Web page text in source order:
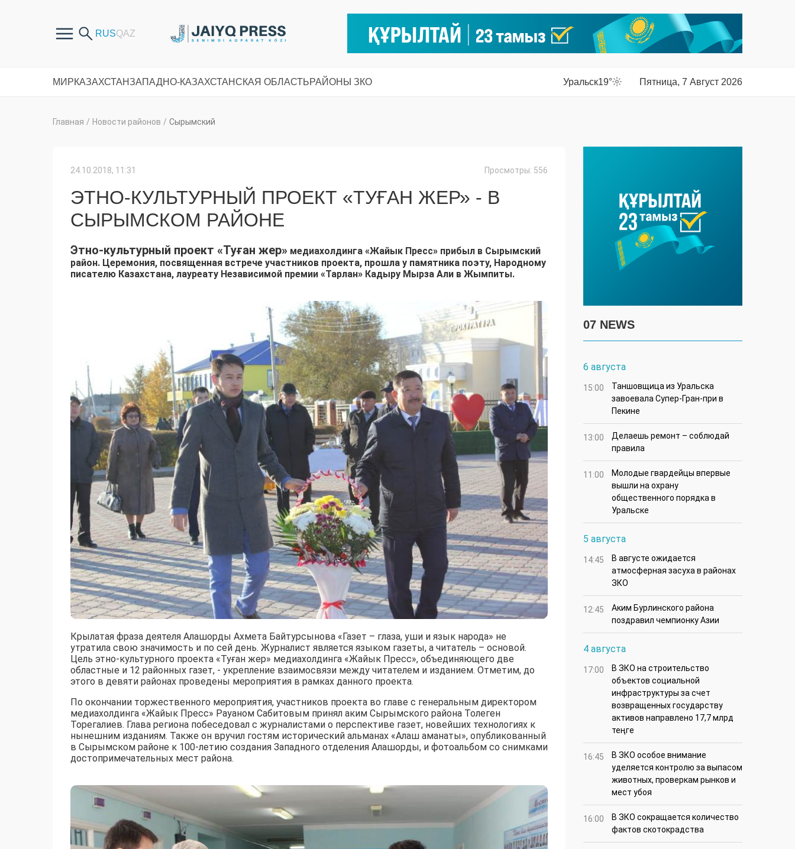
МИРКАЗАХСТАНЗАПАДНО-КАЗАХСТАНСКАЯ ОБЛАСТЬРАЙОНЫ ЗКО Уральск19° Пятница, 7 Август 2026
Главная / Новости районов / Сырымский
24.10.2018, 11:31 Просмотры: 556
ЭТНО-КУЛЬТУРНЫЙ ПРОЕКТ «ТУҒАН ЖЕР» - В
СЫРЫМСКОМ РАЙОНЕ
Этно-культурный проект «Туған жер» медиахолдинга «Жайык Пресс» прибыл в Сырымский
район. Церемония, посвященная встрече участников проекта, прошла у памятника поэту, Народному
писателю Казахстана, лауреату Независимой премии «Тарлан» Кадыру Мырза Али в Жымпиты.
Крылатая фраза деятеля Алашорды Ахмета Байтурсынова «Газет – глаза, уши и язык народа» не
утратила свою значимость и по сей день. Журналист является языком газеты, а читатель – основой.
Цель этно-культурного проекта «Туған жер» медиахолдинга «Жайык Пресс», объединяющего две
областные и 12 районных газет, - укрепление взаимосвязи между читателем и изданием. Отметим, до
этого в девяти районах проведены мероприятия в рамках данного проекта.
По окончании торжественного мероприятия, участников проекта во главе с генеральным директором
медиахолдинга «Жайык Пресс» Рауаном Сабитовым принял аким Сырымского района Толеген
Торегалиев. Глава региона побеседовал с журналистами о перспективе газет, новейших технологиях к
нынешним изданиям. Также он вручил гостям исторический альманах «Алаш аманаты», опубликованный
в Сырымском районе к 100-летию создания Западного отделения Алашорды, и фотоальбом со снимками
достопримечательных мест района.
07 NEWS
6 августа
15:00
Таншовщица из Уральска
завоевала Супер-Гран-при в
Пекине
13:00
Делаешь ремонт – соблюдай
правила
11:00
Молодые гвардейцы впервые
вышли на охрану
общественного порядка в
Уральске
5 августа
14:45
В августе ожидается
атмосферная засуха в районах
ЗКО
12:45
Аким Бурлинского района
поздравил чемпионку Азии
4 августа
17:00
В ЗКО на строительство
объектов социальной
инфраструктуры за счет
возвращенных государству
активов направлено 17,7 млрд
теңге
16:45
В ЗКО особое внимание
уделяется контролю за выпасом
животных, проверкам рынков и
мест убоя
16:00
В ЗКО сокращается количество
фактов скотокрадства